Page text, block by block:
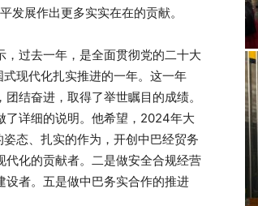
展作出更多实实在在的贡献。
过去一年，是全面贯彻党的二十大
现代化扎实推进的一年。这一年
结奋进，取得了举世瞩目的成绩。
了详细的说明。他希望，2024年大
态、扎实的作为，开创中巴经贸务
化的贡献者。二是做安全合规经营
者。五是做中巴务实合作的推进